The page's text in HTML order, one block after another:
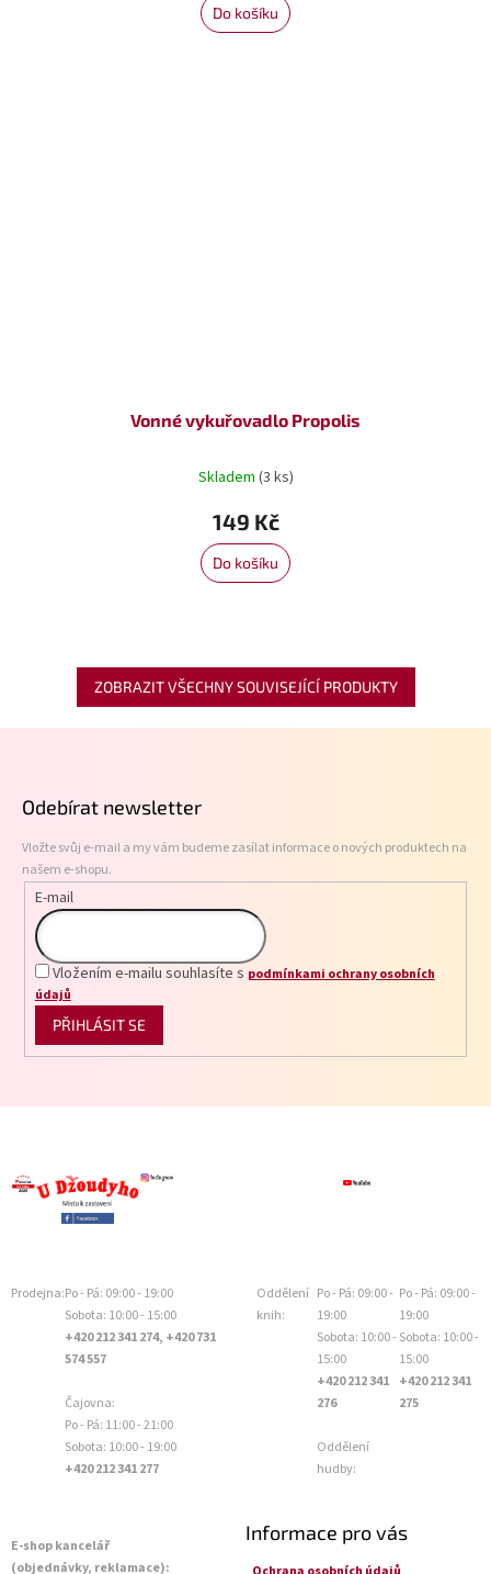
Do košíku
Vonné vykuřovadlo Propolis
Skladem (3 ks)
149 Kč
Do košíku
ZOBRAZIT VŠECHNY SOUVISEJÍCÍ PRODUKTY
Odebírat newsletter
Vložte svůj e-mail a my vám budeme zasílat informace o nových produktech na
našem e-shopu.
E-mail
Vložením e-mailu souhlasíte s podmínkami ochrany osobních
údajů
PŘIHLÁSIT SE
Prodejna:Po - Pá: 09:00 - 19:00
Sobota: 10:00 - 15:00
+420 212 341 274, +420 731
574 557
Čajovna:
Po - Pá: 11:00 - 21:00
Sobota: 10:00 - 19:00
+420 212 341 277
Oddělení
knih:
Po - Pá: 09:00 -
19:00
Sobota: 10:00 -
15:00
+420 212 341
276
Oddělení
hudby:
Po - Pá: 09:00 -
19:00
Sobota: 10:00 -
15:00
+420 212 341
275
E-shop kancelář
(objednávky, reklamace):
Informace pro vás